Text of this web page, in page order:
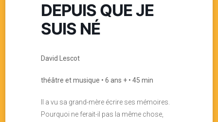
DEPUIS QUE JE
SUIS NÉ
David Lescot
théâtre et musique • 6 ans + • 45 min
Il a vu sa grand-mère écrire ses mémoires.
Pourquoi ne ferait-il pas la même chose,